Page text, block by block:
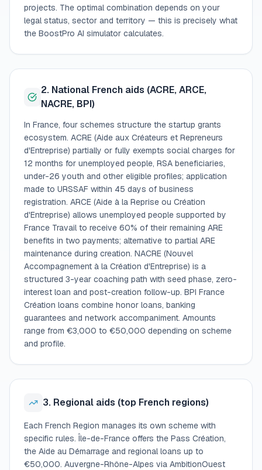
projects. The optimal combination depends on your
legal status, sector and territory — this is precisely what
the BoostPro AI simulator calculates.
2. National French aids (ACRE, ARCE,
NACRE, BPI)
In France, four schemes structure the startup grants
ecosystem. ACRE (Aide aux Créateurs et Repreneurs
d'Entreprise) partially or fully exempts social charges for
12 months for unemployed people, RSA beneficiaries,
under-26 youth and other eligible profiles; application
made to URSSAF within 45 days of business
registration. ARCE (Aide à la Reprise ou Création
d'Entreprise) allows unemployed people supported by
France Travail to receive 60% of their remaining ARE
benefits in two payments; alternative to partial ARE
maintenance during creation. NACRE (Nouvel
Accompagnement à la Création d'Entreprise) is a
structured 3-year coaching path with seed phase, zero-
interest loan and post-creation follow-up. BPI France
Création loans combine honor loans, banking
guarantees and network accompaniment. Amounts
range from €3,000 to €50,000 depending on scheme
and profile.
3. Regional aids (top French regions)
Each French Region manages its own scheme with
specific rules. Île-de-France offers the Pass Création,
the Aide au Démarrage and regional loans up to
€50,000. Auvergne-Rhône-Alpes via AmbitionOuest